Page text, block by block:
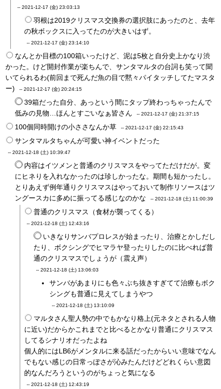
-- 2021-12-17 (金) 23:03:13
羽根は2019クリスマス交換券の選択肢にあったのと、去年
の秋ボックスに入ってたのが大きいはず。
-- 2021-12-17 (金) 23:14:10
なんとか目標の100箱いったけど、泥は5枚と自分史上かなり渋
かった。けど開封作業が楽ちんで、サンタマルタの台詞も笑って聞
いてられるわ(前回まで死んだ魚の目で黙々パイタッチしてたマスタ
ー)
-- 2021-12-17 (金) 20:24:15
39箱だった自分、あっという間にタップ終わっちゃったんで
低みの見物…ほんとすごいなぁ皆さん
-- 2021-12-17 (金) 21:37:15
100個同時開けの小ささなんか草 -- 2021-12-17 (金) 22:15:43
サンタマルタちゃんが可愛い神イベントだった
-- 2021-12-18 (土) 10:39:47
内容はイツメンと普通のクリスマスをやってただけだが。変
にヒネりを入れなかったのは珍しかったな。期間も短かったし。
とりあえず例年通りクリスマスはやっておいて制作リソースはツ
ングースカに多めに振ってる感じなのかな
-- 2021-12-18 (土) 11:00:39
普通のクリスマス（食材が襲ってくる）
-- 2021-12-18 (土) 12:43:16
いきなりサンバプロレスが始まったり、治療とかしだし
たり、ボクシングでヒマラヤ登ったりしたのに比べれば普
通のクリスマスでしょうが（震え声）
-- 2021-12-18 (土) 13:06:03
サンバがあまりにも色々ぶち抜きすぎてて治療もボク
シングも普通に見えてしまうやつ
-- 2021-12-18 (土) 13:10:09
マルタさん聖人勢の中でもかなり格上(元ネタとされる人物
に近い)だからかこれまでと比べるとかなり普通にクリスマス
してるシナリオだったよね
個人的にはLB6がメンタルに来る話だったからいい意味でなん
でもない感じの日常っぽさが沁みたんだけどどれくらい意図
的なんだろうというのがちょっと気になる
-- 2021-12-18 (土) 12:43:19